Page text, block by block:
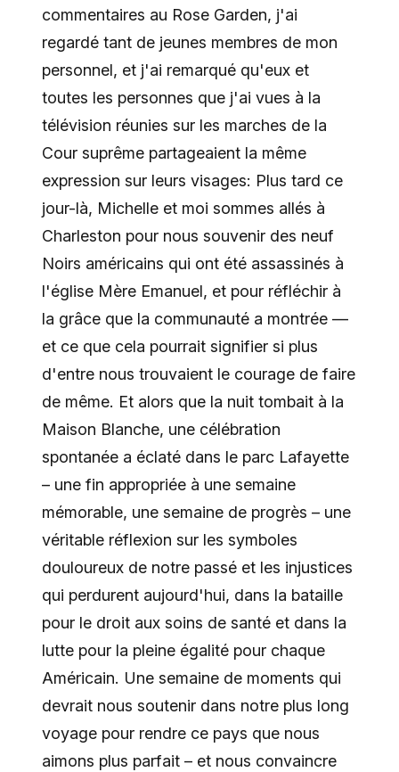
commentaires au Rose Garden, j'ai
regardé tant de jeunes membres de mon
personnel, et j'ai remarqué qu'eux et
toutes les personnes que j'ai vues à la
télévision réunies sur les marches de la
Cour suprême partageaient la même
expression sur leurs visages: Plus tard ce
jour-là, Michelle et moi sommes allés à
Charleston pour nous souvenir des neuf
Noirs américains qui ont été assassinés à
l'église Mère Emanuel, et pour réfléchir à
la grâce que la communauté a montrée ––
et ce que cela pourrait signifier si plus
d'entre nous trouvaient le courage de faire
de même. Et alors que la nuit tombait à la
Maison Blanche, une célébration
spontanée a éclaté dans le parc Lafayette
– une fin appropriée à une semaine
mémorable, une semaine de progrès – une
véritable réflexion sur les symboles
douloureux de notre passé et les injustices
qui perdurent aujourd'hui, dans la bataille
pour le droit aux soins de santé et dans la
lutte pour la pleine égalité pour chaque
Américain. Une semaine de moments qui
devrait nous soutenir dans notre plus long
voyage pour rendre ce pays que nous
aimons plus parfait – et nous convaincre